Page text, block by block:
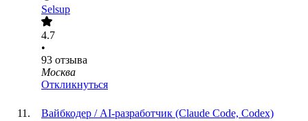
Selsup
4.7
•
93 отзыва
Москва
Откликнуться
Вайбкодер / AI-разработчик (Claude Code, Codex)